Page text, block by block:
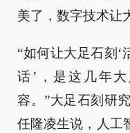
美了，数字技术让
“如何让大足石刻‘
话’，是这几年
容。”大足石刻研
任隆凌生说，人工